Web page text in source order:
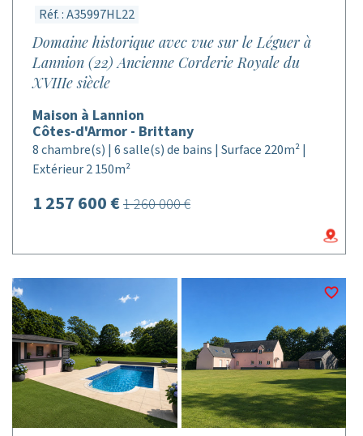
Réf. : A35997HL22
Domaine historique avec vue sur le Léguer à
Lannion (22) Ancienne Corderie Royale du
XVIIIe siècle
Maison à Lannion
Côtes-d'Armor - Brittany
8 chambre(s) | 6 salle(s) de bains | Surface 220m² |
Extérieur 2 150m²
1 257 600 €1 260 000 €